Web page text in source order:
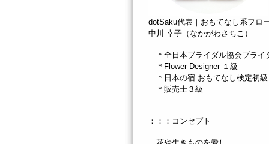
dotSaku代表｜おもてなし系フロ
中川 幸子（なかがわさちこ）
＊全日本ブライダル協会ブライ
＊Flower Designer １級
＊日本の宿 おもてなし検定初級
＊販売士３級
：：：コンセプト